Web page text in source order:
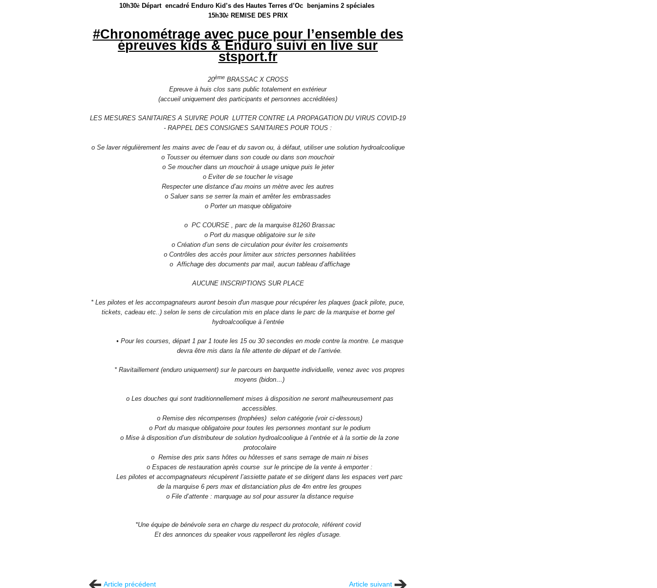
10h30è Départ encadré Enduro Kid’s des Hautes Terres d’Oc benjamins 2 spéciales
15h30è REMISE DES PRIX
#Chronométrage avec puce pour l ’ensemble des
épreuves kids & Enduro suivi en live sur
stsport.fr
20èmeBRASSAC X CROSS
Epreuve à huis clos sans public totalement en extérieur
(accueil uniquement des participants et personnes accréditées)
LES MESURES SANITAIRES A SUIVRE POUR LUTTER CONTRE LA PROPAGATION DU VIRUS COVID-19
- RAPPEL DES CONSIGNES SANITAIRES POUR TOUS :
o Se laver régulièrement les mains avec de l’eau et du savon ou, à défaut, utiliser une solution hydroalcoolique
o Tousser ou éternuer dans son coude ou dans son mouchoir
o Se moucher dans un mouchoir à usage unique puis le jeter
o Eviter de se toucher le visage
Respecter une distance d’au moins un mètre avec les autres
o Saluer sans se serrer la main et arrêter les embrassades
o Porter un masque obligatoire
o PC COURSE , parc de la marquise 81260 Brassac
o Port du masque obligatoire sur le site
o Création d’un sens de circulation pour éviter les croisements
o Contrôles des accès pour limiter aux strictes personnes habilitées
o Affichage des documents par mail, aucun tableau d’affichage
AUCUNE INSCRIPTIONS SUR PLACE
* Les pilotes et les accompagnateurs auront besoin d'un masque pour récupérer les plaques (pack pilote, puce,
tickets, cadeau etc..) selon le sens de circulation mis en place dans le parc de la marquise et borne gel
hydroalcoolique à l’entrée
• Pour les courses, départ 1 par 1 toute les 15 ou 30 secondes en mode contre la montre. Le masque
devra être mis dans la file attente de départ et de l’arrivée.
* Ravitaillement (enduro uniquement) sur le parcours en barquette individuelle, venez avec vos propres
moyens (bidon…)
o Les douches qui sont traditionnellement mises à disposition ne seront malheureusement pas
accessibles.
o Remise des récompenses (trophées) selon catégorie (voir ci-dessous)
o Port du masque obligatoire pour toutes les personnes montant sur le podium
o Mise à disposition d’un distributeur de solution hydroalcoolique à l’entrée et à la sortie de la zone
protocolaire
o Remise des prix sans hôtes ou hôtesses et sans serrage de main ni bises
o Espaces de restauration après course sur le principe de la vente à emporter :
Les pilotes et accompagnateurs récupèrent l’assiette patate et se dirigent dans les espaces vert parc
de la marquise 6 pers max et distanciation plus de 4m entre les groupes
o File d’attente : marquage au sol pour assurer la distance requise
*Une équipe de bénévole sera en charge du respect du protocole, référent covid
Et des annonces du speaker vous rappelleront les règles d’usage.
Article précédent Article suivant